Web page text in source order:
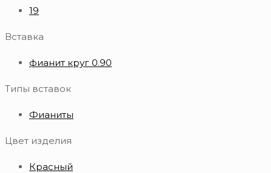
19
Вставка
фианит круг 0.90
Типы вставок
Фианиты
Цвет изделия
Красный